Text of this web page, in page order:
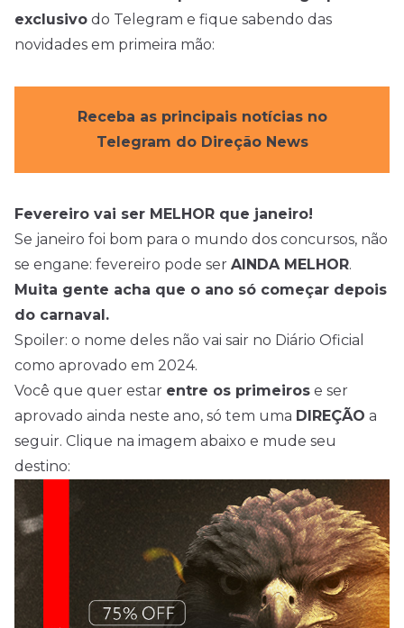
exclusivo do Telegram e fique sabendo das
novidades em primeira mão:
Receba as principais notícias no
Telegram do Direção News
Fevereiro vai ser MELHOR que janeiro!
Se janeiro foi bom para o mundo dos concursos, não
se engane: fevereiro pode ser AINDA MELHOR.
Muita gente acha que o ano só começar depois
do carnaval.
Spoiler: o nome deles não vai sair no Diário Oficial
como aprovado em 2024.
Você que quer estar entre os primeiros e ser
aprovado ainda neste ano, só tem uma DIREÇÃO a
seguir. Clique na imagem abaixo e mude seu
destino: